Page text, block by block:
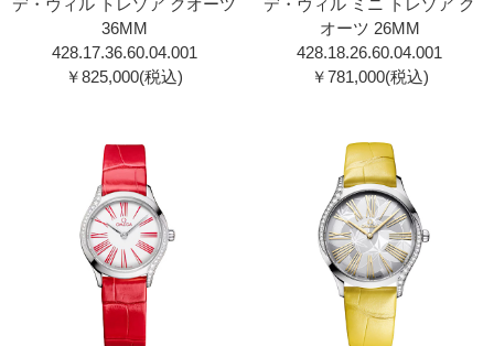
36MM
428.17.36.60.04.001
￥825,000(税込)
オーツ 26MM
428.18.26.60.04.00 1
￥781,000(税込)